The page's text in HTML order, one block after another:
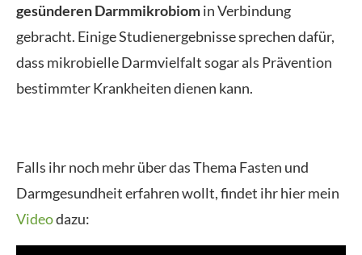
gesünderen Darmmikrobiomin Verbindung
gebracht. Einige Studienergebnisse sprechen dafür,
dass mikrobielle Darmvielfalt sogar als Prävention
bestimmter Krankheiten dienen kann.
Falls ihr noch mehr über das Thema Fasten und
Darmgesundheit erfahren wollt, findet ihr hier mein
Videodazu: